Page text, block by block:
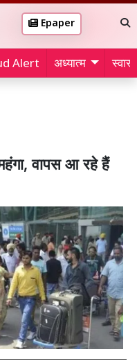
Epaper
Alert अध्यात्म
वापस आ रहे हैं